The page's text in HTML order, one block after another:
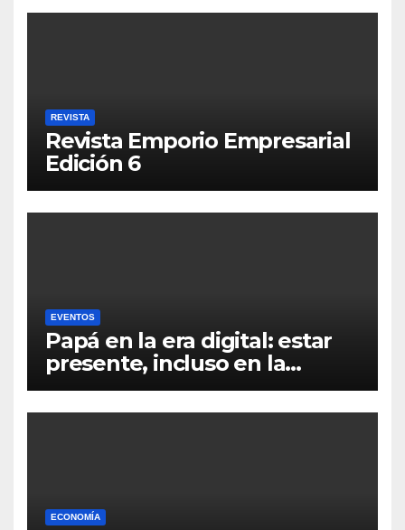
REVISTA
Revista Emporio Empresarial
Edición 6
EVENTOS
Papá en la era digital: estar
presente, incluso en la
distancia
ECONOMÍA